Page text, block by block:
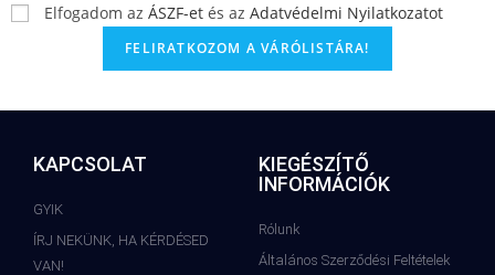
Elfogadom az ÁSZF-et és az Adatvédelmi Nyilatkozatot
KAPCSOLAT
GYIK
ÍRJ NEKÜNK, HA KÉRDÉSED
VAN!
KIEGÉSZÍTŐ
INFORMÁCIÓK
Rólunk
Általános Szerződési Feltételek